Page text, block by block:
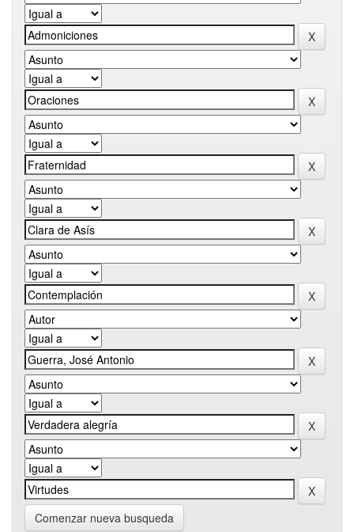
Comenzar nueva busqueda